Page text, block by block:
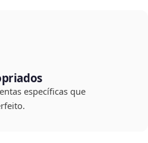
específicas que